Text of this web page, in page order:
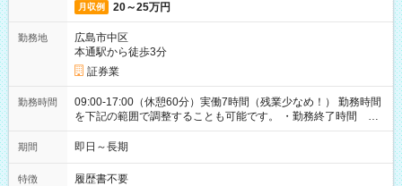
月収例 20～25万円
勤務地
広島市中区
本通駅から徒歩3分
証券業
勤務時間
09:00-17:00（休憩60分）実働7時間（残業少なめ！） 勤務時間
を下記の範囲で調整することも可能です。 ・勤務終了時間
15:30～17:00 ・実働 05:30～07:00
期間 即日～長期
特徴 履歴書不要